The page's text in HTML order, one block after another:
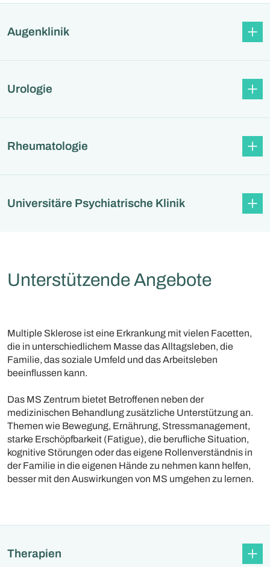
Augenklinik
Urologie
Rheumatologie
Universitäre Psychiatrische Klinik
Unterstützende Angebote
Multiple Sklerose ist eine Erkrankung mit vielen Facetten,
die in unterschiedlichem Masse das Alltagsleben, die
Familie, das soziale Umfeld und das Arbeitsleben
beeinflussen kann.
Das MS Zentrum bietet Betroffenen neben der
medizinischen Behandlung zusätzliche Unterstützung an.
Themen wie Bewegung, Ernährung, Stressmanagement,
starke Erschöpfbarkeit (Fatigue), die berufliche Situation,
kognitive Störungen oder das eigene Rollenverständnis in
der Familie in die eigenen Hände zu nehmen kann helfen,
besser mit den Auswirkungen von MS umgehen zu lernen.
Therapien